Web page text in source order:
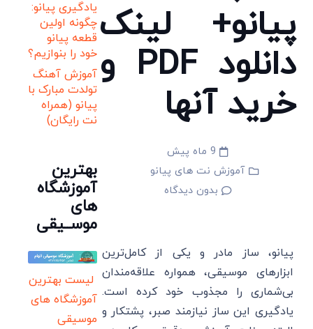
پیانو+ لینک
دانلود PDF و
خرید آنها
9 ماه پیش
آموزش نت های پیانو
بدون دیدگاه
پیانو، ساز مادر و یکی از کامل‌ترین
ابزارهای موسیقی، همواره علاقه‌مندان
بی‌شماری را مجذوب خود کرده است.
یادگیری این ساز نیازمند صبر، پشتکار و
یادگیری پیانو:
چگونه اولین
قطعه پیانو
خود را بنوازیم؟
آموزش آهنگ
تولدت مبارک با
پیانو (همراه
نت رایگان)
بهترین
آموزشگاه
های
موســیقی
لیست بهترین
آموزشگاه های
موسیقی
آموزش اصولی